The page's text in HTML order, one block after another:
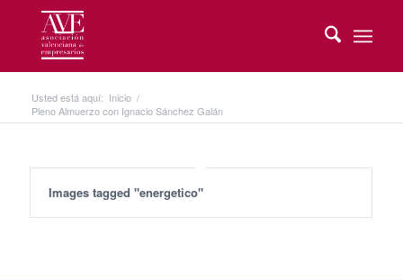
Usted está aquí: Inicio /
Pleno Almuerzo con Ignacio Sánchez Galán
Images tagged "energetico"